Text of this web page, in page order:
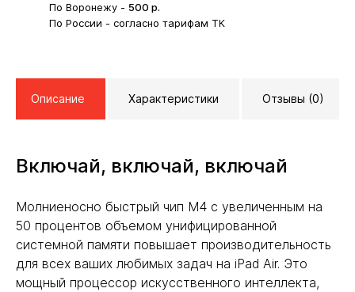
По Воронежу - 500 р.
По России - согласно тарифам ТК
Описание Характеристики Отзывы (0)
Включай, включай, включай
Молниеносно быстрый чип M4 с увеличенным на
50 процентов объемом унифицированной
системной памяти повышает производительность
для всех ваших любимых задач на iPad Air. Это
мощный процессор искусственного интеллекта,